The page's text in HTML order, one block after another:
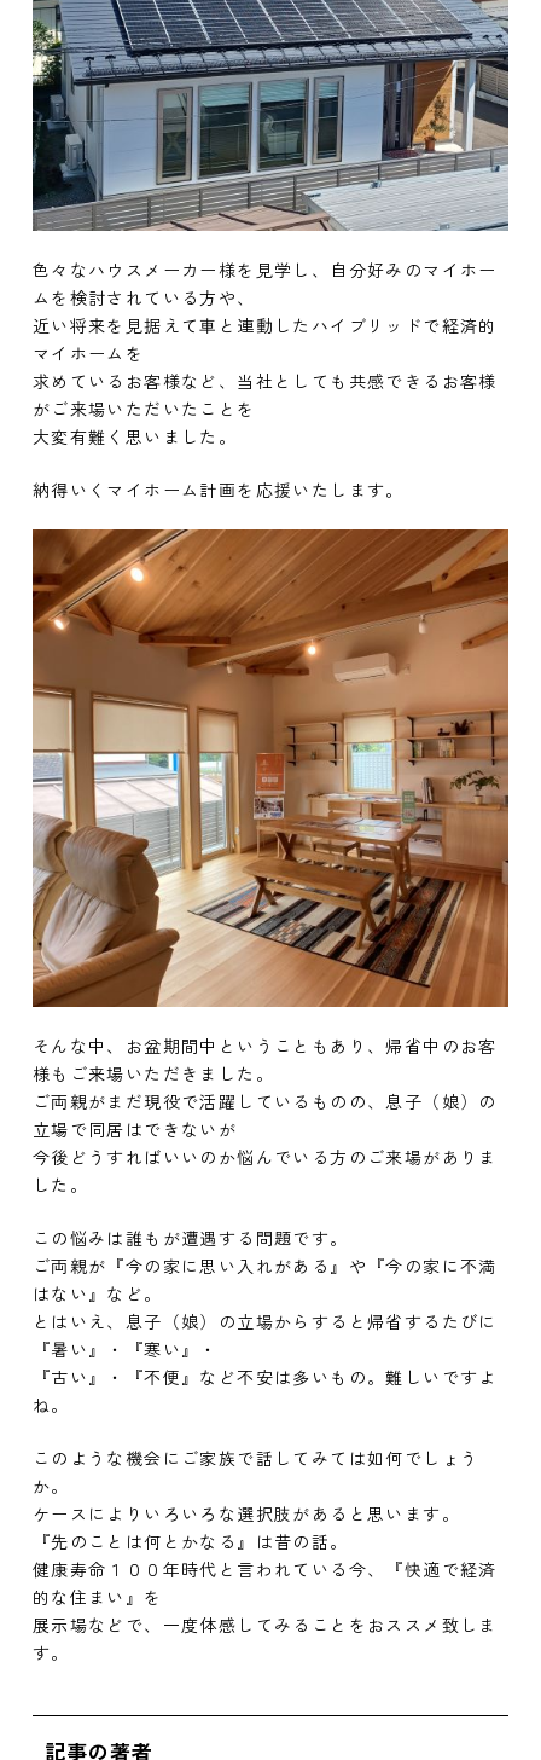
色々なハウスメーカー様を見学し、自分好みのマイホー
ムを検討されている方や、
近い将来を見据えて車と連動したハイブリッドで経済的
マイホームを
求めているお客様など、当社としても共感できるお客様
がご来場いただいたことを
大変有難く思いました。
納得いくマイホーム計画を応援いたします。
そんな中、お盆期間中ということもあり、帰省中のお客
様もご来場いただきました。
ご両親がまだ現役で活躍しているものの、息子（娘）の
立場で同居はできないが
今後どうすればいいのか悩んでいる方のご来場がありま
した。
この悩みは誰もが遭遇する問題です。
ご両親が『今の家に思い入れがある』や『今の家に不満
はない』など。
とはいえ、息子（娘）の立場からすると帰省するたびに
『暑い』・『寒い』・
『古い』・『不便』など不安は多いもの。難しいですよ
ね。
このような機会にご家族で話してみては如何でしょう
か。
ケースによりいろいろな選択肢があると思います。
『先のことは何とかなる』は昔の話。
健康寿命１００年時代と言われている今、『快適で経済
的な住まい』を
展示場などで、一度体感してみることをおススメ致しま
す。
記事の著者